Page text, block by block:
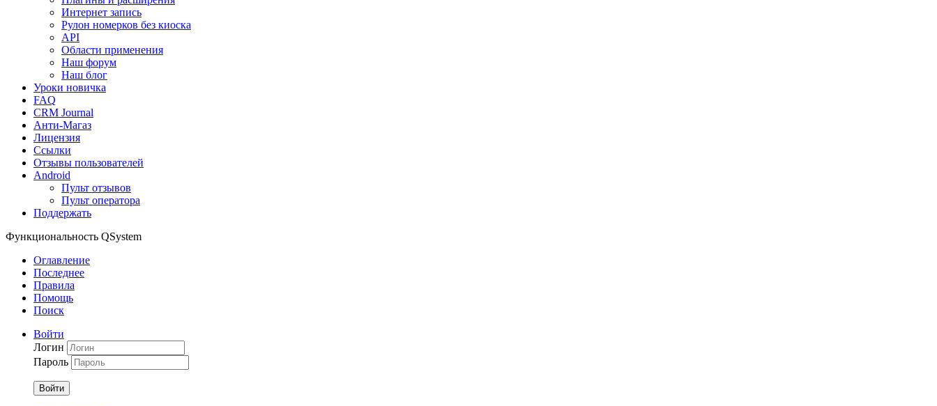
Интернет запись
Рулон номерков без киоска
API
Области применения
Наш форум
Наш блог
Уроки новичка
FAQ
CRM Journal
Анти-Магаз
Лицензия
Ссылки
Отзывы пользователей
Android
Пульт отзывов
Пульт оператора
Поддержать
Функциональность QSystem
Оглавление
Последнее
Правила
Помощь
Поиск
Войти
Логин
Пароль
Войти